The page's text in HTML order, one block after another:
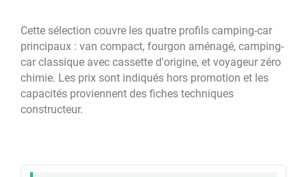
Cette sélection couvre les quatre profils camping-car
principaux : van compact, fourgon aménagé, camping-
car classique avec cassette d'origine, et voyageur zéro
chimie. Les prix sont indiqués hors promotion et les
capacités proviennent des fiches techniques
constructeur.